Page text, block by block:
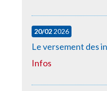
20/022026
Le versement des
Infos